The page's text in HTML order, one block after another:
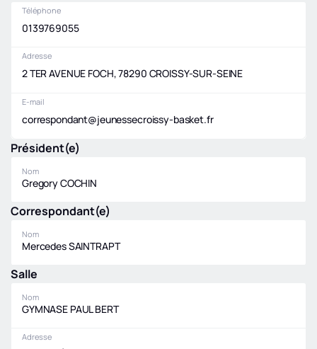
Téléphone
0139769055
Adresse
2 TER AVENUE FOCH, 78290 CROISSY-SUR-SEINE
E-mail
correspondant@jeunessecroissy-basket.fr
Président(e)
Nom
Gregory COCHIN
Correspondant(e)
Nom
Mercedes SAINTRAPT
Salle
Nom
GYMNASE PAUL BERT
Adresse